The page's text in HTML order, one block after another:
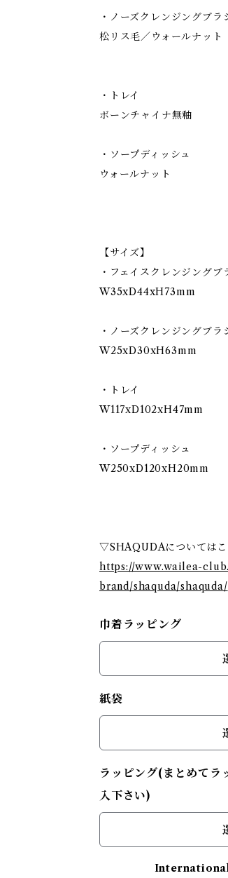
・ノーズクレンジングブラ
松リス毛／ウォールナット
・トレイ
ボーンチャイナ無釉
・ソープディッシュ
ウォールナット
【サイズ】
・フェイスクレンジングブ
W35xD44xH73mm
・ノーズクレンジングブラ
W25xD30xH63mm
・トレイ
W117xD102xH47mm
・ソープディッシュ
W250xD120xH20mm
▽SHAQUDAについてはこ
https://www.wailea-
brand/shaquda/shaquda/
巾着ラッピング
紙袋
ラッピング(まとめてラ
入下さい)